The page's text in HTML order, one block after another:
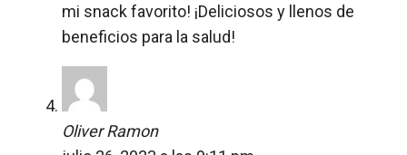
mi snack favorito! ¡Deliciosos y llenos de
beneficios para la salud!
Oliver Ramon